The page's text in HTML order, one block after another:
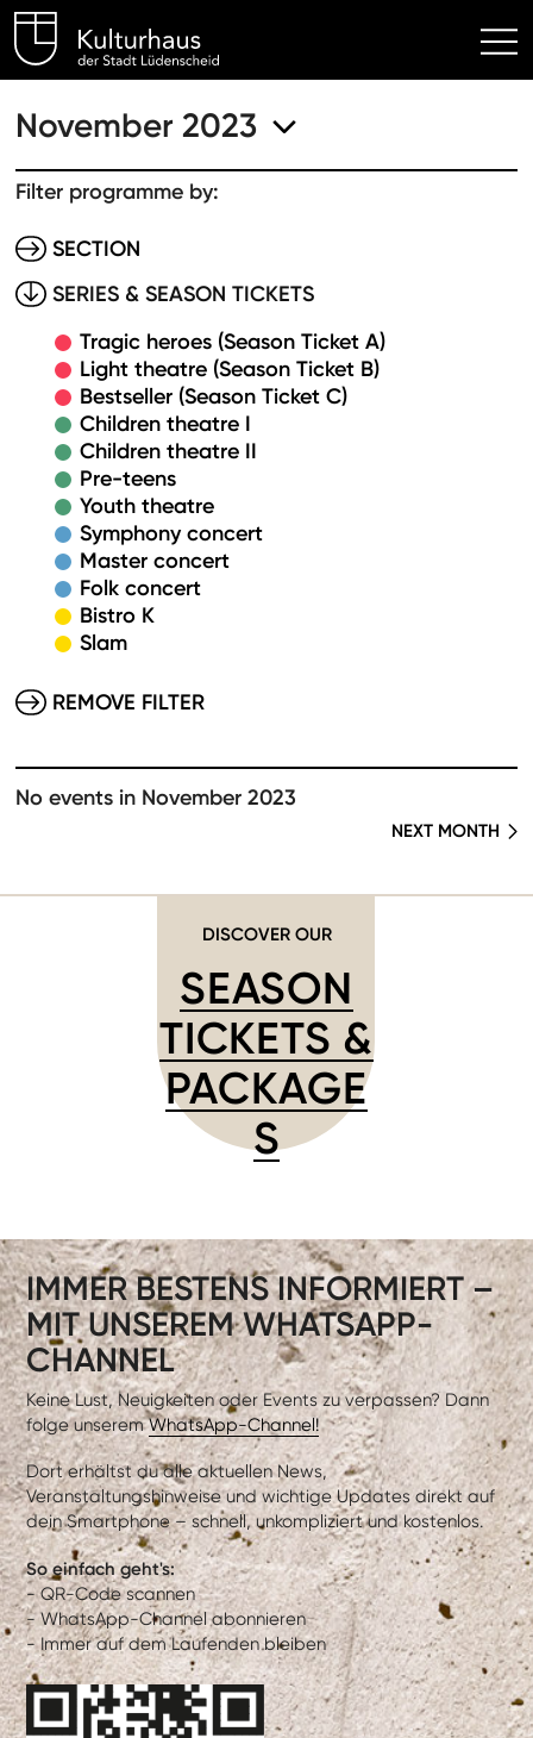
Kulturhaus Lüdenscheid
November 2023
Filter programme by:
SECTION
SERIES & SEASON TICKETS
Tragic heroes (Season Ticket A)
Light theatre (Season Ticket B)
Bestseller (Season Ticket C)
Children theatre I
Children theatre II
Pre-teens
Youth theatre
Symphony concert
Master concert
Folk concert
Bistro K
Slam
REMOVE FILTER
No events in November 2023
NEXT MONTH
DISCOVER OUR
SEASON
TICKETS &
PACKAGE
S
IMMER BESTENS INFORMIERT –
MIT UNSEREM WHATSAPP-
CHANNEL
Keine Lust, Neuigkeiten oder Events zu verpassen? Dann
folge unseremWhatsApp-Channel!
Dort erhältst du alle aktuellen News,
Veranstaltungshinweise und wichtige Updates direkt auf
dein Smartphone – schnell, unkompliziert und kostenlos.
So einfach geht's:
- QR-Code scannen
- WhatsApp-Channel abonnieren
- Immer auf dem Laufenden bleiben